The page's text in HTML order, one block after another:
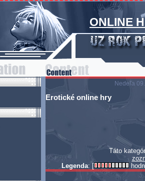
ONLINE
Nedeľa
Erotické online hry
Táto
Legenda: [